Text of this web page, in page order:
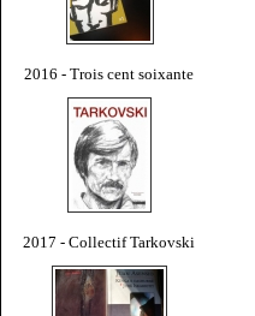
2016 - Trois cent soixante
2017 - Collectif Tarkovski